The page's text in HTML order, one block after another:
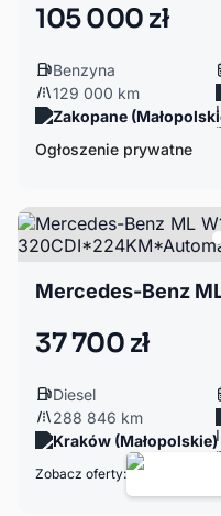
105 000 zł
Benzyna
129 000 km
Zakopane
Ogłoszenie prywatne
37 700 zł
Diesel
288 846 km
Kraków (Małopolskie)
Zobacz oferty: